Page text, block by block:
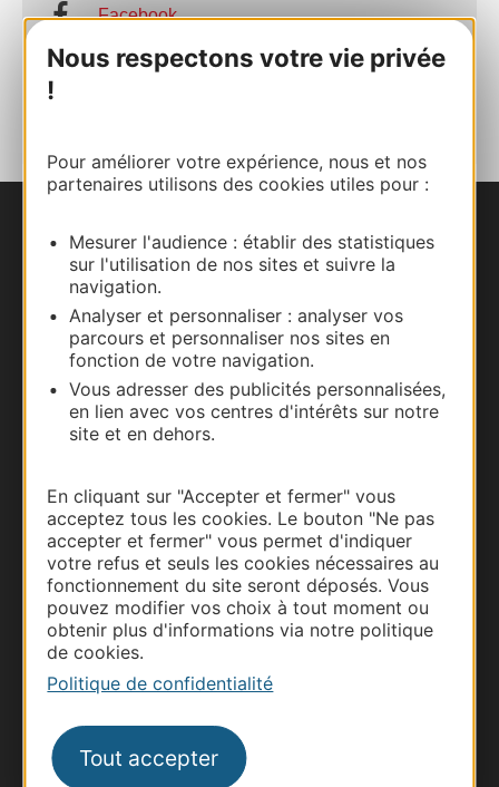
Nous respectons votre vie privée
!
Pour améliorer votre expérience, nous et nos
partenaires utilisons des cookies utiles pour :
Mesurer l'audience : établir des statistiques
sur l'utilisation de nos sites et suivre la
navigation.
Analyser et personnaliser : analyser vos
parcours et personnaliser nos sites en
fonction de votre navigation.
Vous adresser des publicités personnalisées,
en lien avec vos centres d'intérêts sur notre
site et en dehors.
En cliquant sur "Accepter et fermer" vous
acceptez tous les cookies. Le bouton "Ne pas
accepter et fermer" vous permet d'indiquer
votre refus et seuls les cookies nécessaires au
fonctionnement du site seront déposés. Vous
pouvez modifier vos choix à tout moment ou
obtenir plus d'informations via notre politique
de cookies.
Politique de confidentialité
Tout accepter
Facebook
Nous contacter
Carte interactive
Documentation
Thermalisme
Business/Mice
Pros d'Occitanie
Voyagistes
Destination Sport